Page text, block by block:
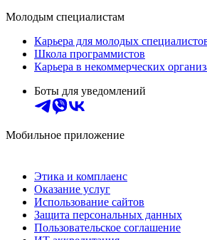
Молодым специалистам
Карьера для молодых
Школа программистов
Карьера в некоммерческих
Боты для уведомлений
Мобильное приложение
Этика и комплаенс
Оказание услуг
Использование сайтов
Защита персональных данных
Пользовательское соглашение